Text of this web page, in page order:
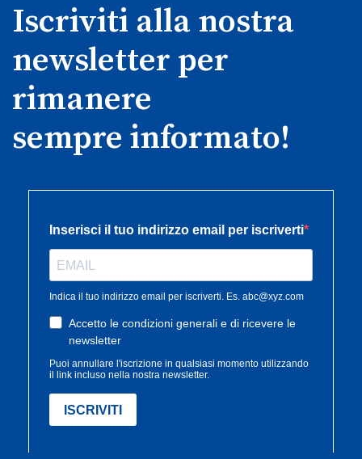
Iscriviti alla nostra
newsletter per
rimanere
sempre informato!